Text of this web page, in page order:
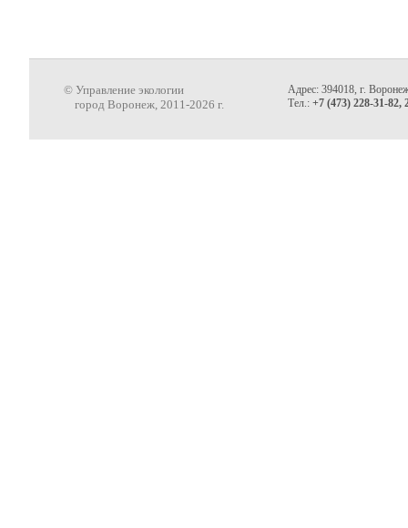
© Управление экологии
город Воронеж, 2011-2026 г.
Адрес: 394018, г.
Тел.: +7 (473) 228-31-82,